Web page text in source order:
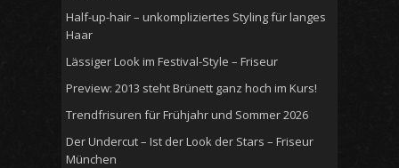
Half-up-hair – unkompliziertes Styling für langes
Haar
Lässiger Look im Festival-Style – Friseur
Preview: 2013 steht Brünett ganz hoch im Kurs!
Trendfrisuren für Frühjahr und Sommer 2026
Der Undercut – Ist der Look der Stars – Friseur
München